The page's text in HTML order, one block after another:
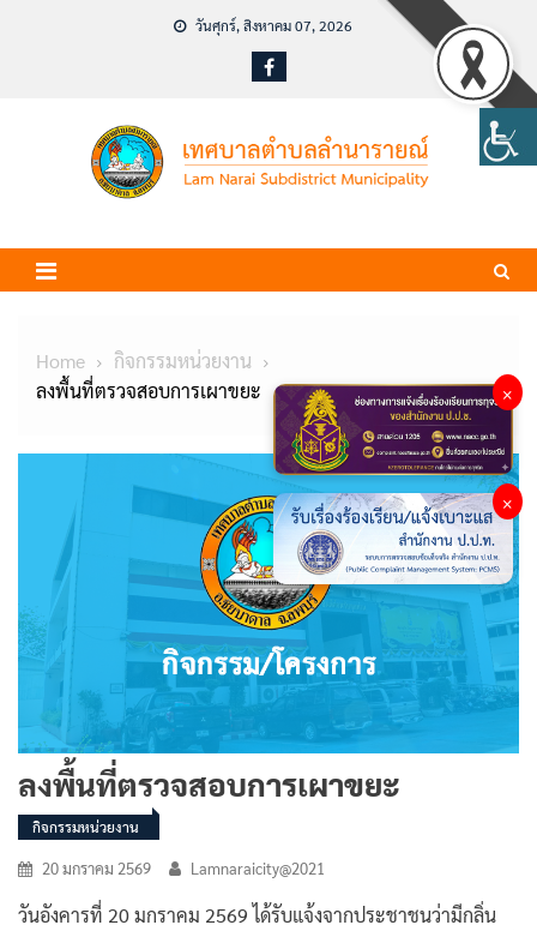
วันศุกร์, สิงหาคม 07, 2026
Home
กิจกรรมหน่วยงาน
ลงพื้นที่ตรวจสอบการเผาขยะ
ลงพื้นที่ตรวจสอบการเผาขยะ
กิจกรรมหน่วยงาน
20 มกราคม 2569 Lamnaraicity@2021
วันอังคารที่ 20 มกราคม 2569 ได้รับแจ้งจากประชาชนว่ามีกลิ่น
×
×